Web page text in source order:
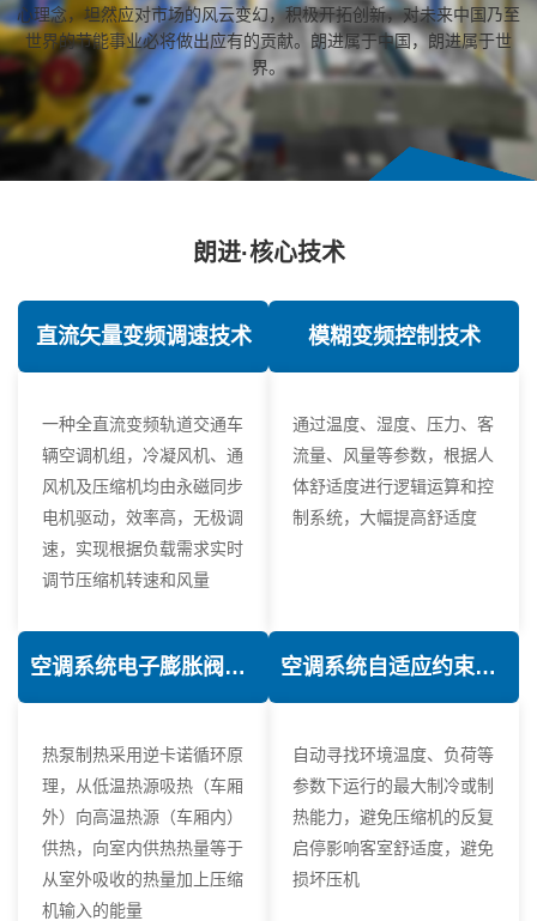
心理念，坦然应对市场的风云变幻，积极开拓创新，对未来中国乃至
世界的节能事业必将做出应有的贡献。朗进属于中国，朗进属于世
界。
朗进·核心技术
直流矢量变频调速技术
一种全直流变频轨道交通车
辆空调机组，冷凝风机、通
风机及压缩机均由永磁同步
电机驱动，效率高，无极调
速，实现根据负载需求实时
调节压缩机转速和风量
模糊变频控制技术
通过温度、湿度、压力、客
流量、风量等参数，根据人
体舒适度进行逻辑运算和控
制系统，大幅提高舒适度
空调系统电子膨胀阀热力学优化技术
热泵制热采用逆卡诺循环原
理，从低温热源吸热（车厢
外）向高温热源（车厢内）
供热，向室内供热热量等于
从室外吸收的热量加上压缩
机输入的能量
空调系统自适应约束控制技术
自动寻找环境温度、负荷等
参数下运行的最大制冷或制
热能力，避免压缩机的反复
启停影响客室舒适度，避免
损坏压机